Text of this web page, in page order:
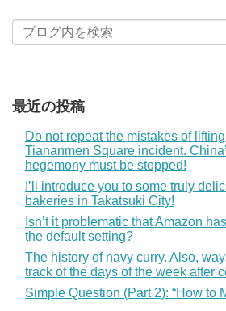
最近の投稿
Do not repeat the mistakes of
Tiananmen Square incident.
hegemony must be stopped!
I’ll introduce you to some truly
bakeries in Takatsuki City!
Isn’t it problematic that Amazon
the default setting?
The history of navy curry. Also,
track of the days of the week after
Simple Question (Part 2): “How to